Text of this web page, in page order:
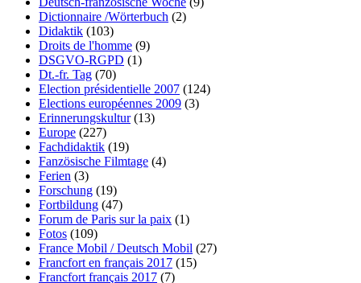
Dictionnaire /Wörterbuch (2)
Didaktik (103)
Droits de l'homme (9)
DSGVO-RGPD (1)
Dt.-fr. Tag (70)
Election présidentielle 2007 (124)
Elections européennes 2009 (3)
Erinnerungskultur(13)
Europe (227)
Fachdidaktik (19)
Fanzösische Filmtage (4)
Ferien (3)
Forschung (19)
Fortbildung (47)
Forum de Paris sur la paix (1)
Fotos (109)
France Mobil / Deutsch Mobil (27)
Francfort en français 2017 (15)
Francfort français 2017 (7)